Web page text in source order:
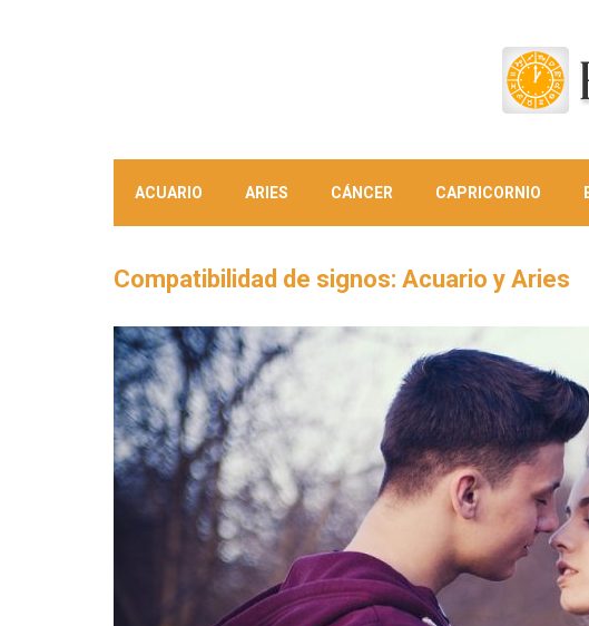
ACUARIO ARIES CÁNCER CAPRICORNIO
Compatibilidad de signos: Acuario y Aries